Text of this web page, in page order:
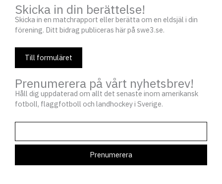
Skicka in din berättelse!
Skicka in en matchrapport eller berätta om en eldsjäl i din
förening. Ditt bidrag publiceras här på swe3.se.
Till formuläret
Prenumerera på vårt nyhetsbrev!
Håll dig uppdaterad om allt det senaste inom amerikansk
fotboll, flaggfotboll och landhockey i Sverige.